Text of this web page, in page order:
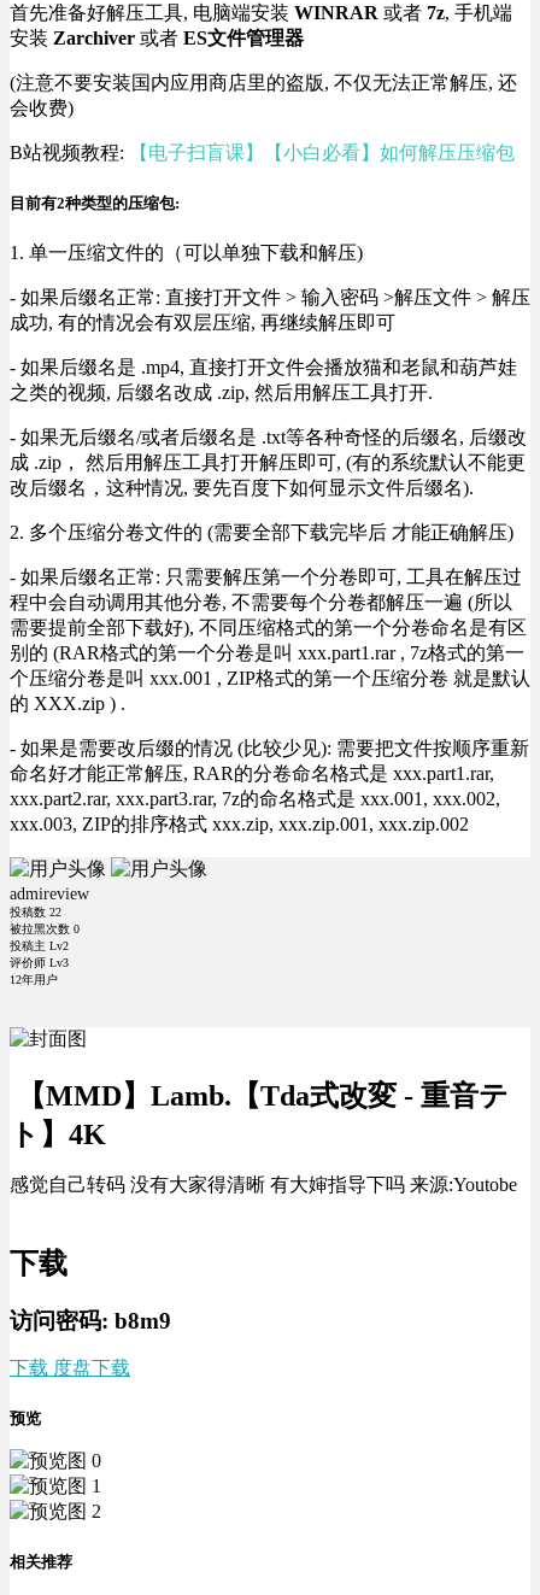
首先准备好解压工具, 电脑端安装 WINRAR 或者 7z, 手机端
安装 Zarchiver 或者 ES文件管理器
(注意不要安装国内应用商店里的盗版, 不仅无法正常解压, 还
会收费)
B站视频教程: 【电子扫盲课】【小白必看】如何解压压缩包
目前有2种类型的压缩包:
1. 单一压缩文件的（可以单独下载和解压)
- 如果后缀名正常: 直接打开文件 > 输入密码 >解压文件 > 解压
成功, 有的情况会有双层压缩, 再继续解压即可
- 如果后缀名是 .mp4, 直接打开文件会播放猫和老鼠和葫芦娃
之类的视频, 后缀名改成 .zip, 然后用解压工具打开.
- 如果无后缀名/或者后缀名是 .txt等各种奇怪的后缀名, 后缀改
成 .zip， 然后用解压工具打开解压即可, (有的系统默认不能更
改后缀名，这种情况, 要先百度下如何显示文件后缀名).
2. 多个压缩分卷文件的 (需要全部下载完毕后 才能正确解压)
- 如果后缀名正常: 只需要解压第一个分卷即可, 工具在解压过
程中会自动调用其他分卷, 不需要每个分卷都解压一遍 (所以
需要提前全部下载好), 不同压缩格式的第一个分卷命名是有区
别的 (RAR格式的第一个分卷是叫 xxx.part1.rar , 7z格式的第一
个压缩分卷是叫 xxx.001 , ZIP格式的第一个压缩分卷 就是默认
的 XXX.zip ) .
- 如果是需要改后缀的情况 (比较少见): 需要把文件按顺序重新
命名好才能正常解压, RAR的分卷命名格式是 xxx.part1.rar,
xxx.part2.rar, xxx.part3.rar, 7z的命名格式是 xxx.001, xxx.002,
xxx.003, ZIP的排序格式 xxx.zip, xxx.zip.001, xxx.zip.002
admireview
投稿数 22
被拉黑次数 0
投稿主 Lv2
评价师 Lv3
12年用户
【MMD】Lamb.【Tda式改変 - 重音テ
ト】4K
感觉自己转码 没有大家得清晰 有大婶指导下吗 来源:Youtobe
下载
访问密码: b8m9
下载 度盘下载
预览
相关推荐